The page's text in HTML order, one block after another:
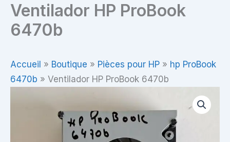
Ventilador HP ProBook
6470b
Accueil » Boutique » Pièces pour HP » hp ProBook
6470b » Ventilador HP ProBook 6470b